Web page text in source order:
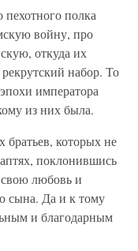
пехотного полка
войну, про
откуда их
набор. То
императора
из них была.
которых не
поклонившись
любовь и
сына. Да и к тому
и благодарным